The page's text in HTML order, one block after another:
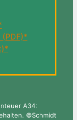
(PDF)*
A34:
©Schmidt